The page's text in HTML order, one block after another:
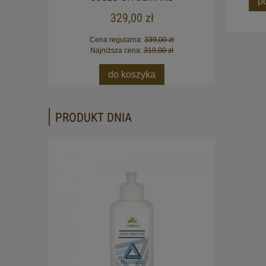
329,00 zł
Cena regularna: 339,00 zł
Najniższa cena: 319,00 zł
do koszyka
PRODUKT DNIA